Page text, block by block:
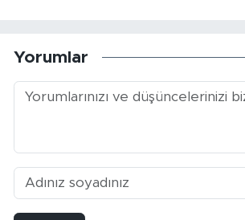
Yorumlar